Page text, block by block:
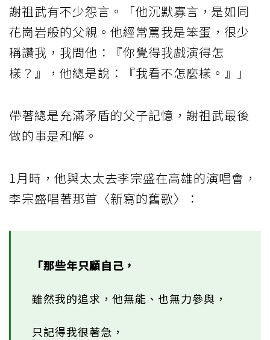
謝祖武有不少怨言。「他沉默寡言，是如同
花崗岩般的父親。他經常罵我是笨蛋，很少
稱讚我，我問他：『你覺得我戲演得怎
樣？』，他總是說：『我看不怎麼樣。』」
帶著總是充滿矛盾的父子記憶，謝祖武最後
做的事是和解。
1月時，他與太太去李宗盛在高雄的演唱會，
李宗盛唱著那首〈新寫的舊歌〉：
「那些年只顧自己，
雖然我的追求，他無能、也無力參與，
只記得我很著急，